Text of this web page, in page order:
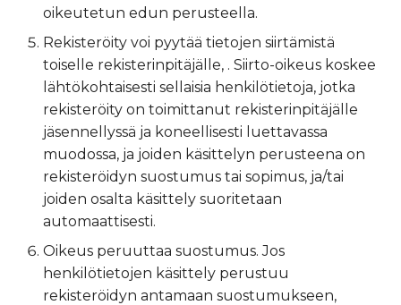
oikeutetun edun perusteella.
Rekisteröity voi pyytää tietojen siirtämistä
toiselle rekisterinpitäjälle, . Siirto-oikeus koskee
lähtökohtaisesti sellaisia henkilötietoja, jotka
rekisteröity on toimittanut rekisterinpitäjälle
jäsennellyssä ja koneellisesti luettavassa
muodossa, ja joiden käsittelyn perusteena on
rekisteröidyn suostumus tai sopimus, ja/tai
joiden osalta käsittely suoritetaan
automaattisesti.
Oikeus peruuttaa suostumus. Jos
henkilötietojen käsittely perustuu
rekisteröidyn antamaan suostumukseen,